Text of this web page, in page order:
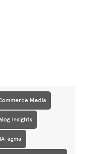
Media
Insights
agma